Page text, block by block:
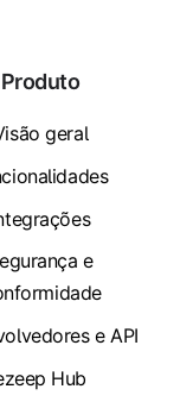
Produto
geral
e
e API
Hub